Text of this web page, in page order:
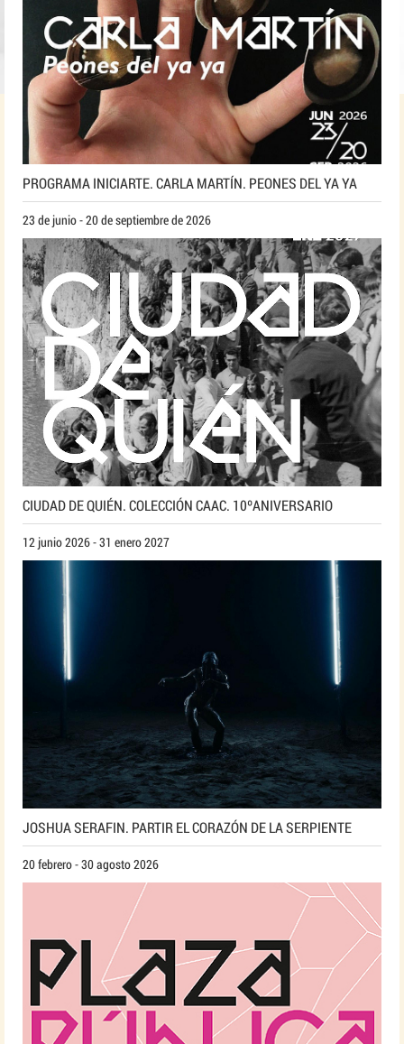
PROGRAMA INICIARTE. CARLA MARTÍN. PEONES DEL YA YA
23 de junio - 20 de septiembre de 2026
CIUDAD DE QUIÉN. COLECCIÓN CAAC. 10ºANIVERSARIO
12 junio 2026 - 31 enero 2027
JOSHUA SERAFIN. PARTIR EL CORAZÓN DE LA SERPIENTE
20 febrero - 30 agosto 2026